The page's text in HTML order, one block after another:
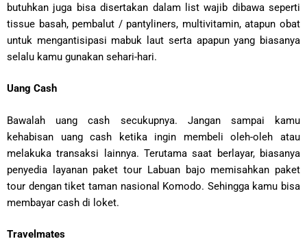
butuhkan juga bisa disertakan dalam list wajib dibawa seperti
tissue basah, pembalut / pantyliners, multivitamin, atapun obat
untuk mengantisipasi mabuk laut serta apapun yang biasanya
selalu kamu gunakan sehari-hari.
Uang Cash
Bawalah uang cash secukupnya. Jangan sampai kamu
kehabisan uang cash ketika ingin membeli oleh-oleh atau
melakuka transaksi lainnya. Terutama saat berlayar, biasanya
penyedia layanan paket tour Labuan bajo memisahkan paket
tour dengan tiket taman nasional Komodo. Sehingga kamu bisa
membayar cash di loket.
Travelmates